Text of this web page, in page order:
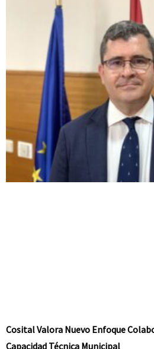
Cosital Valora Nuevo Enfoque
Capacidad Técnica Municipal